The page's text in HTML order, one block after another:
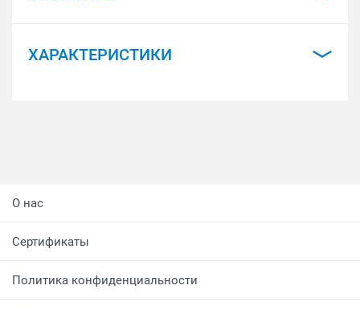
ХАРАКТЕРИСТИКИ
О нас
Сертификаты
Политика конфиденциальности